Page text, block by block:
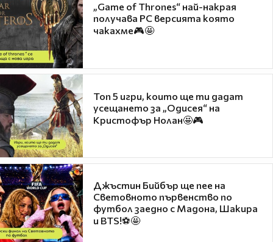
„Game of Thrones“ най-накрая
получава PC версията която
чакахме🎮🤩
Топ 5 игри, които ще ти дадат
усещането за „Одисея“ на
Кристофър Нолан🤩🎮
Джъстин Бийбър ще пее на
Световното първенство по
футбол заедно с Мадона, Шакира
и BTS!⚽🤩